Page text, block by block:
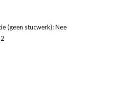
(geen stucwerk): Nee